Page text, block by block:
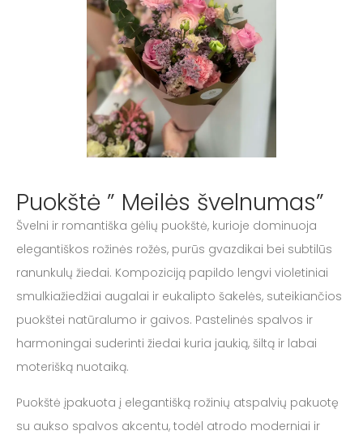
Puokštė ” Meilės švelnumas”
Švelni ir romantiška gėlių puokštė, kurioje dominuoja
elegantiškos rožinės rožės, purūs gvazdikai bei subtilūs
ranunkulų žiedai. Kompoziciją papildo lengvi violetiniai
smulkiažiedžiai augalai ir eukalipto šakelės, suteikiančios
puokštei natūralumo ir gaivos. Pastelinės spalvos ir
harmoningai suderinti žiedai kuria jaukią, šiltą ir labai
moterišką nuotaiką.
Puokštė įpakuota į elegantišką rožinių atspalvių pakuotę
su aukso spalvos akcentu, todėl atrodo moderniai ir